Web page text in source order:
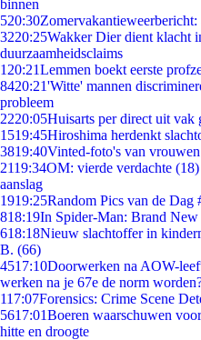
binnen
520:30Zomervakantieweerbericht:
3220:25Wakker Dier dient klacht
duurzaamheidsclaims
1 20:21Lemmen boekt eerste
8420:21'Witte' mannen
probleem
2220:05Huisarts per direct uit vak
1519:45Hiroshima herdenkt
3819:40Vinted-foto's van vrouwen
2119:34OM: vierde verdachte
aanslag
1919:25Random Pics van de Dag
818:19In Spider-Man: Brand
618:18Nieuw slachtoffer in
B. (66)
4517:10Doorwerken na AOW-
werken na je 67e de norm
117:07Forensics: Crime Scene
5617:01Boeren waarschuwen
hitte en droogte